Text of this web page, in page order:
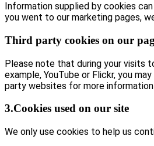
Information supplied by cookies
you went to our marketing pages,
Third party cookies on our
Please note that during your visits
example, YouTube or Flickr, you
party websites for more
3.Cookies used on our site
We only use cookies to help us